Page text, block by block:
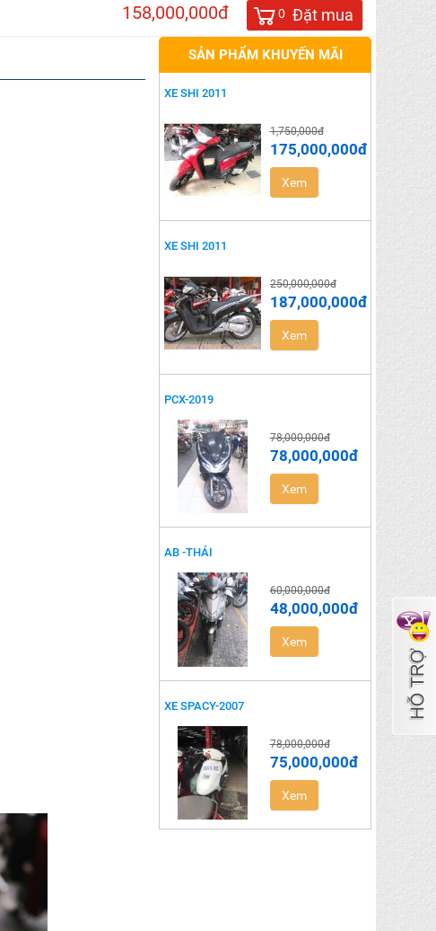
158,000,000đ 0 Đặt mua
SẢN PHẨM KHUYẾN MÃI
XE SHI 2011
1,750,000đ
175,000,000đ
Xem
XE SHI 2011
250,000,000đ
187,000,000đ
Xem
PCX-2019
78,000,000đ
78,000,000đ
Xem
AB -THÁI
60,000,000đ
48,000,000đ
Xem
XE SPACY-2007
78,000,000đ
75,000,000đ
Xem